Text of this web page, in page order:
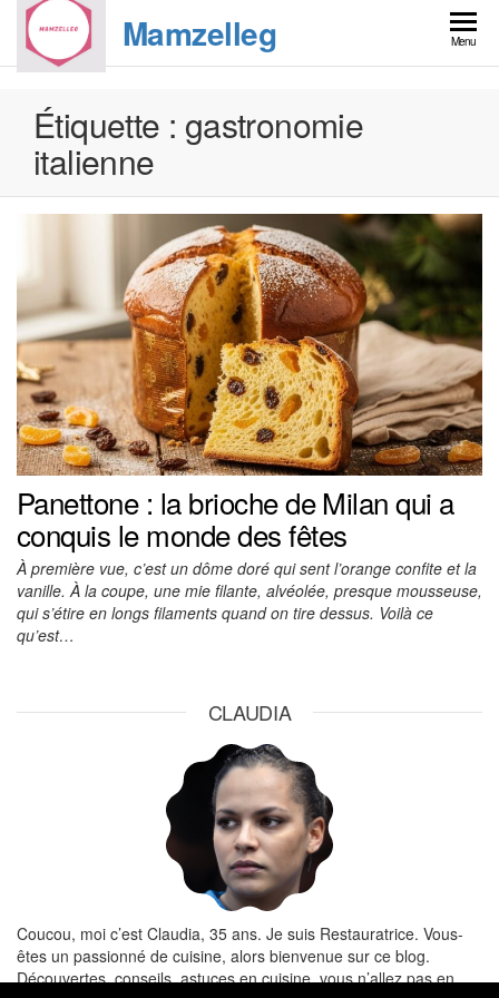
Skip
content
Mamzelleg Menu
Étiquette : gastronomie
italienne
Panettone : la brioche de Milan qui a
conquis le monde des fêtes
À première vue, c’est un dôme doré qui sent l’orange confite et la
vanille. À la coupe, une mie filante, alvéolée, presque mousseuse,
qui s’étire en longs filaments quand on tire dessus. Voilà ce
qu’est…
CLAUDIA
Coucou, moi c’est Claudia, 35 ans. Je suis Restauratrice. Vous-
êtes un passionné de cuisine, alors bienvenue sur ce blog.
Découvertes, conseils, astuces en cuisine, vous n’allez pas en